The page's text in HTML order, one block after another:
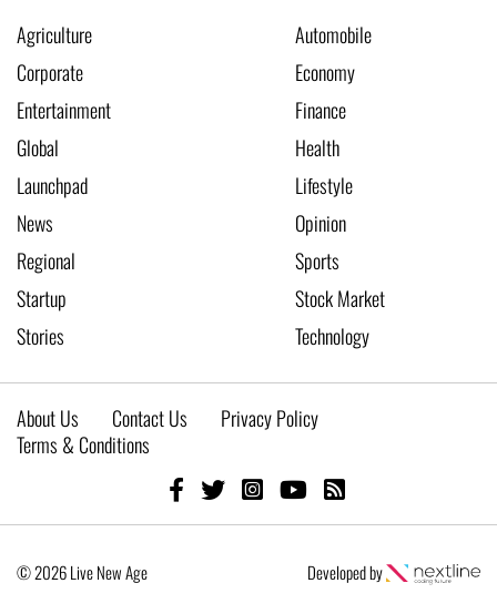
Agriculture
Automobile
Corporate
Economy
Entertainment
Finance
Global
Health
Launchpad
Lifestyle
News
Opinion
Regional
Sports
Startup
Stock Market
Stories
Technology
About Us Contact Us
Privacy Policy
Terms & Conditions
© 2026 Live New Age Developed by